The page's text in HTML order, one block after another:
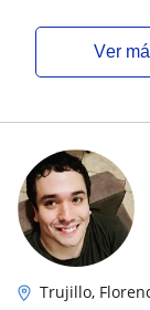
ver
Trujillo,